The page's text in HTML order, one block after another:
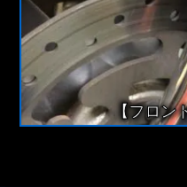
【フロン